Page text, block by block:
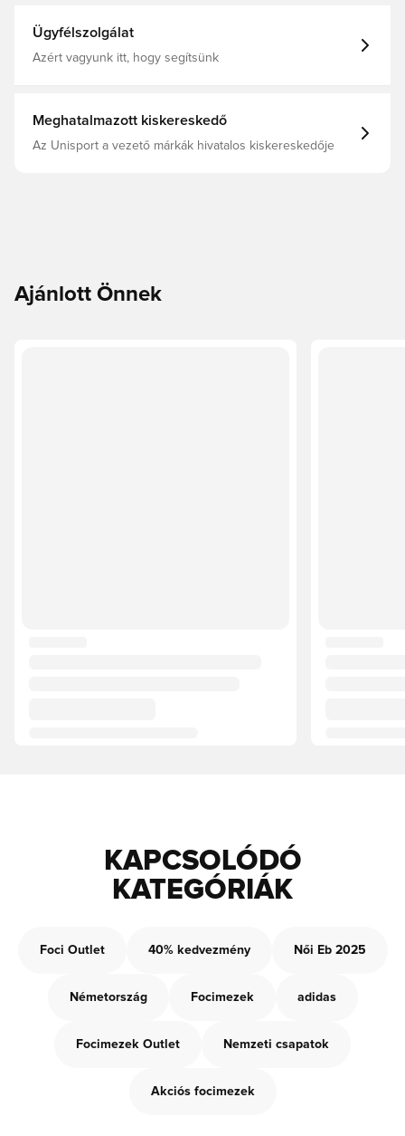
Ügyfélszolgálat
Azért vagyunk itt, hogy segítsünk
Meghatalmazott kiskereskedő
Az Unisport a vezető márkák hivatalos kiskereskedője
Ajánlott Önnek
KAPCSOLÓDÓ
KATEGÓRIÁK
Foci Outlet 40% kedvezmény Női Eb 2025
Németország Focimezek adidas
Focimezek Outlet Nemzeti csapatok
Akciós focimezek